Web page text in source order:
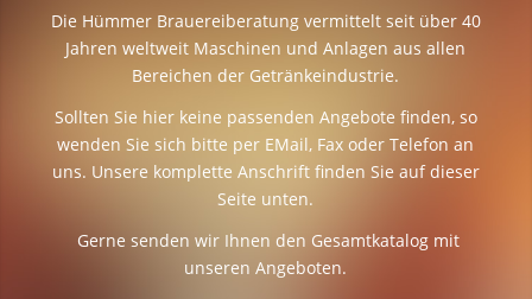
Die Hümmer Brauereiberatung vermittelt seit über 40
Jahren weltweit Maschinen und Anlagen aus allen
Bereichen der Getränkeindustrie.
Sollten Sie hier keine passenden Angebote finden, so
wenden Sie sich bitte per EMail, Fax oder Telefon an
uns. Unsere komplette Anschrift finden Sie auf dieser
Seite unten.
Gerne senden wir Ihnen den Gesamtkatalog mit
unseren Angeboten.